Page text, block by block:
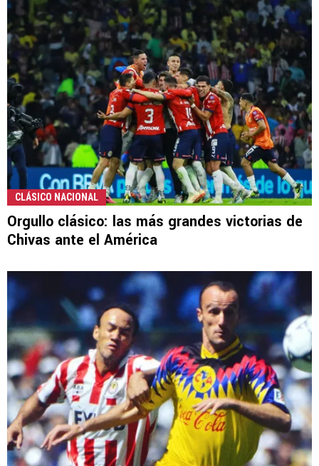
CLÁSICO NACIONAL
Orgullo clásico: las más grandes victorias de
Chivas ante el América